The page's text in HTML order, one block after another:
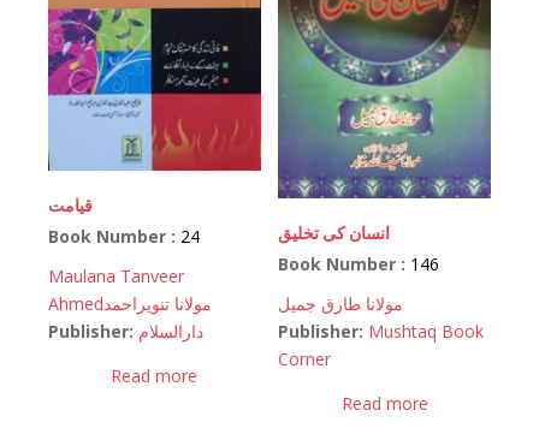
قیامت
Book Number : 24
Maulana Tanveer
Ahmedمولانا تنویراحمد
Publisher: دارالسلام
Read more
انسان کی تخلیق
Book Number : 146
مولانا طارق جمیل
Publisher: Mushtaq Book
Corner
Read more